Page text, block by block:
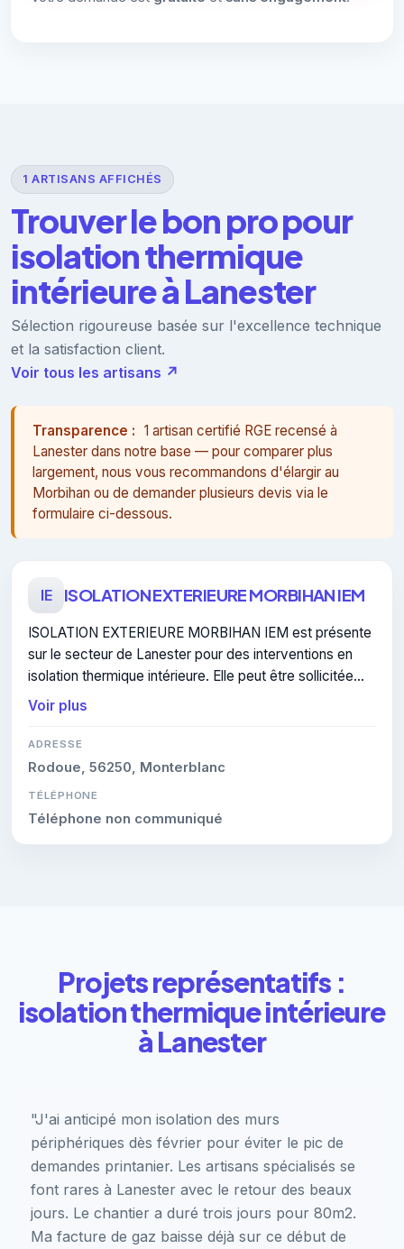
1 ARTISANS AFFICHÉS
Trouver le bon pro pour
isolation thermique
intérieure à Lanester
Sélection rigoureuse basée sur l'excellence technique
et la satisfaction client.
Voir tous les artisans ↗
Transparence : 1 artisan certifié RGE recensé à
Lanester dans notre base — pour comparer plus
largement, nous vous recommandons d'élargir au
Morbihan ou de demander plusieurs devis via le
formulaire ci-dessous.
IE ISOLATION EXTERIEURE MORBIHAN IEM
ISOLATION EXTERIEURE MORBIHAN IEM est présente
sur le secteur de Lanester pour des interventions en
isolation thermique intérieure. Elle peut être sollicitée
pour un devis en isolation thermique intérieure.
Voir plus
ADRESSE
Rodoue, 56250, Monterblanc
TÉLÉPHONE
Téléphone non communiqué
Projets représentatifs :
isolation thermique intérieure
à Lanester
"J'ai anticipé mon isolation des murs
périphériques dès février pour éviter le pic de
demandes printanier. Les artisans spécialisés se
font rares à Lanester avec le retour des beaux
jours. Le chantier a duré trois jours pour 80m2.
Ma facture de gaz baisse déjà sur ce début de